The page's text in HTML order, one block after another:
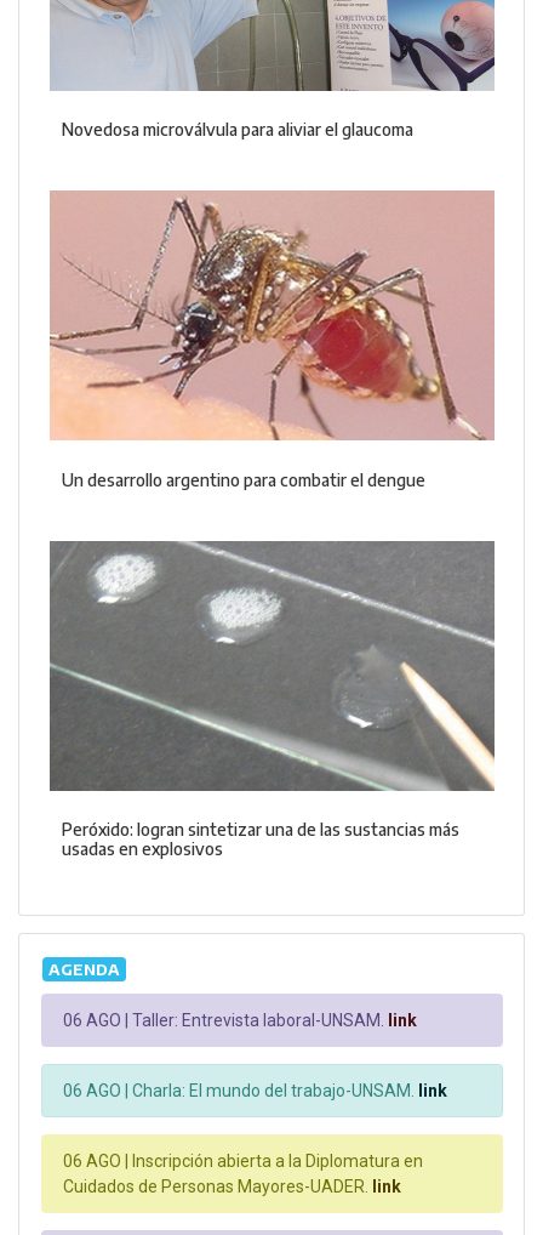
Novedosa microválvula para aliviar el glaucoma
Un desarrollo argentino para combatir el dengue
Peróxido: logran sintetizar una de las sustancias más
usadas en explosivos
AGENDA
06 AGO | Taller: Entrevista laboral-UNSAM. link
06 AGO | Charla: El mundo del trabajo-UNSAM. link
06 AGO | Inscripción abierta a la Diplomatura en
Cuidados de Personas Mayores-UADER. link